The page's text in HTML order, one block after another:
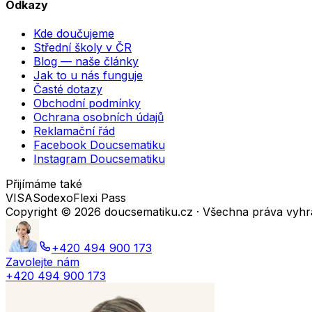
Odkazy
Kde doučujeme
Střední školy v ČR
Blog — naše články
Jak to u nás funguje
Časté dotazy
Obchodní podmínky
Ochrana osobních údajů
Reklamační řád
Facebook Doucsematiku
Instagram Doucsematiku
Přijímáme také
VISASodexoFlexi Pass
Copyright © 2026 doucsematiku.cz · Všechna práva
+420 494 900 173
Zavolejte nám
+420 494 900 173